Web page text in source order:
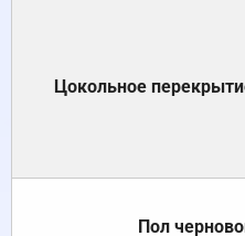
Цокольное
Пол